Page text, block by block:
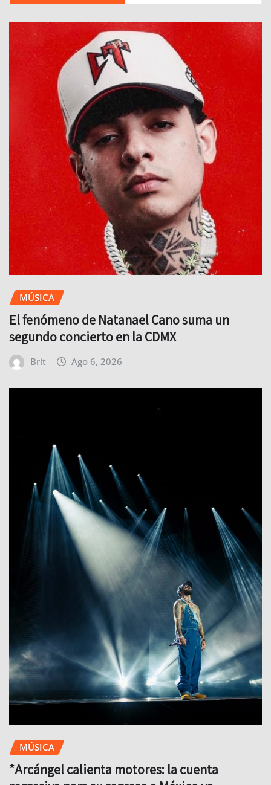
MÚSICA
El fenómeno de Natanael Cano suma un
segundo concierto en la CDMX
Brit Ago 6, 2026
MÚSICA
*Arcángel calienta motores: la cuenta